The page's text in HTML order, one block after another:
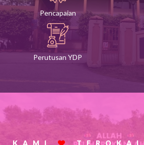
Pencapaian
Perutusan YDP
KAMI TEROKAI